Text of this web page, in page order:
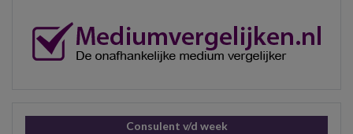
Consulent v/d week